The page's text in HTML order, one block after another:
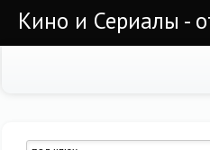
Кино и Сериалы -